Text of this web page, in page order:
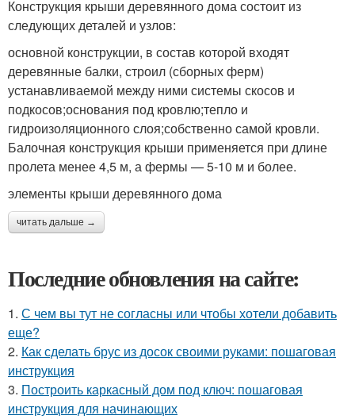
Конструкция крыши деревянного дома состоит из
следующих деталей и узлов:
основной конструкции, в состав которой входят
деревянные балки, строил (сборных ферм)
устанавливаемой между ними системы скосов и
подкосов;основания под кровлю;тепло и
гидроизоляционного слоя;собственно самой кровли.
Балочная конструкция крыши применяется при длине
пролета менее 4,5 м, а фермы — 5-10 м и более.
элементы крыши деревянного дома
читать дальше →
Последние обновления на сайте:
1. С чем вы тут не согласны или чтобы хотели добавить
еще?
2. Как сделать брус из досок своими руками: пошаговая
инструкция
3. Построить каркасный дом под ключ: пошаговая
инструкция для начинающих